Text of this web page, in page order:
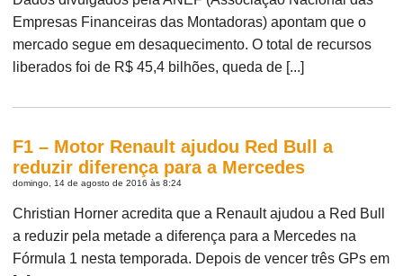
Empresas Financeiras das Montadoras) apontam que o
mercado segue em desaquecimento. O total de recursos
liberados foi de R$ 45,4 bilhões, queda de [...]
F1 – Motor Renault ajudou Red Bull a
reduzir diferença para a Mercedes
domingo, 14 de agosto de 2016 às 8:24
Christian Horner acredita que a Renault ajudou a Red Bull
a reduzir pela metade a diferença para a Mercedes na
Fórmula 1 nesta temporada. Depois de vencer três GPs em